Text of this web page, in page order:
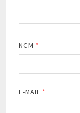
NOM *
E-MAIL *